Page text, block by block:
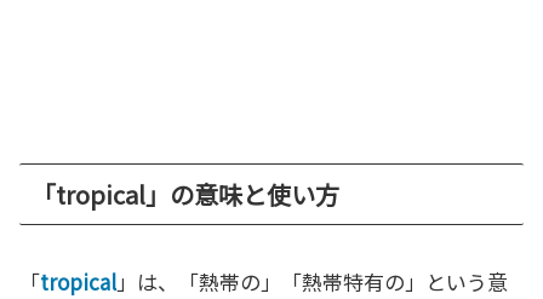
「tropical」の意味と使い方
「tropical」は、「熱帯の」「熱帯特有の」という意